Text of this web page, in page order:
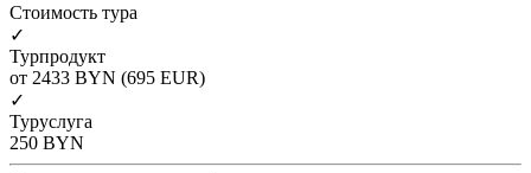
Cтоимость тура
✓
Турпродукт
от 2433 BYN (695 EUR)
✓
Туруслуга
250 BYN